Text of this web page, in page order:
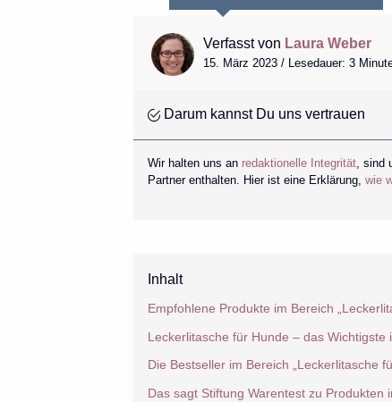
Verfasst von Laura Weber
15. März 2023 / Lesedauer: 3
Darum kannst Du uns vertrauen
Wir halten uns an redaktionelle Integrität, sind
Partner enthalten. Hier ist eine Erklärung, wie
Inhalt
Empfohlene Produkte im Bereich
Leckerlitasche für Hunde – das Wichtigste
Die Bestseller im Bereich „Leckerlitasche
Das sagt Stiftung Warentest zu Produkten